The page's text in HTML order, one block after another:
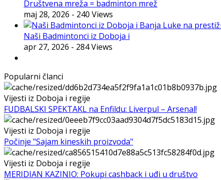
Društvena mreža = badminton mrež
maj 28, 2026 - 240 Views
Naši Badmintonci iz Doboja i
apr 27, 2026 - 284 Views
Popularni članci
Vijesti iz Doboja i regije
FUDBALSKI SPEKTAKL na Enfildu: Liverpul – Arsenal!
Vijesti iz Doboja i regije
Počinje "Sajam kineskih proizvoda"
Vijesti iz Doboja i regije
MERIDIAN KAZINIO: Pokupi cashback i uđi u društvo